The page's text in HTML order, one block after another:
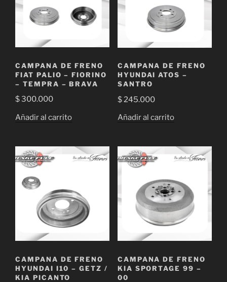
CAMPANA DE FRENO
FIAT PALIO – FIORINO
– TEMPRA – BRAVA
$300.000
Añadir al carrito
CAMPANA DE FRENO
HYUNDAI ATOS –
SANTRO
$245.000
Añadir al carrito
CAMPANA DE FRENO
HYUNDAI I10 – GETZ /
KIA PICANTO
CAMPANA DE FRENO
KIA SPORTAGE 99 –
00